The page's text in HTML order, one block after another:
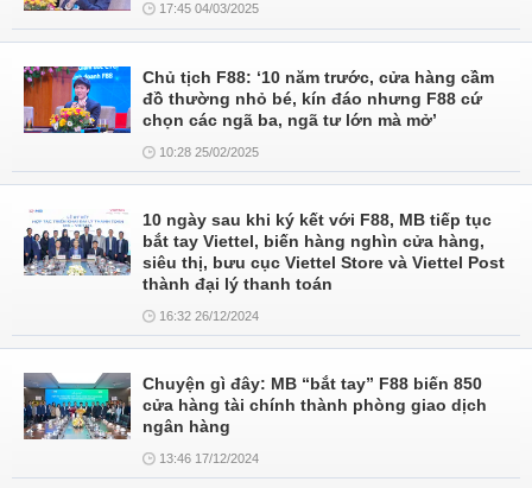
17:45 04/03/2025
Chủ tịch F88: ‘10 năm trước, cửa hàng cầm
đồ thường nhỏ bé, kín đáo nhưng F88 cứ
chọn các ngã ba, ngã tư lớn mà mở’
10:28 25/02/2025
10 ngày sau khi ký kết với F88, MB tiếp tục
bắt tay Viettel, biến hàng nghìn cửa hàng,
siêu thị, bưu cục Viettel Store và Viettel Post
thành đại lý thanh toán
16:32 26/12/2024
Chuyện gì đây: MB “bắt tay” F88 biến 850
cửa hàng tài chính thành phòng giao dịch
ngân hàng
13:46 17/12/2024